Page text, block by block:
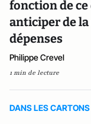
fonction de
anticiper de la
dépenses
Philippe Crevel
1 min de lecture
DANS LES CARTONS